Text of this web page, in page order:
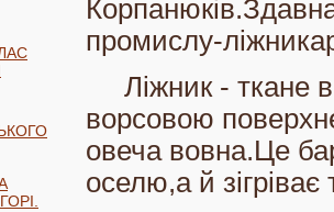
промислу-
Ліжник - ткане
ворсовою
овеча вовна.Це
оселю,а й зігріває